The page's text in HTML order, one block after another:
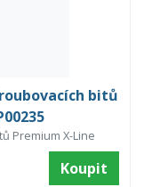
bitů
Premium X-Line
Koupit